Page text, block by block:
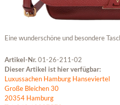
Eine wunderschöne und besondere
Artikel-Nr.01-26-211-02
Dieser Artikel ist hier verfügbar:
Luxussachen Hamburg Hanseviertel
Große Bleichen 30
20354 Hamburg